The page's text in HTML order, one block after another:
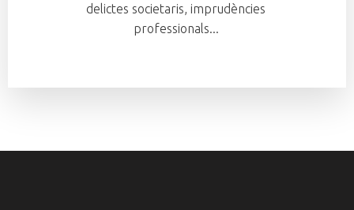
delictes societaris, imprudències
professionals...